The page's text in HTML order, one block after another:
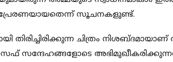
പ്രേരണയായതെന്ന് സൂചനകളുണ്ട്.
തിരിച്ചിരിക്കുന്ന ചിത്രം
സന്ദേഹങ്ങളോടെ